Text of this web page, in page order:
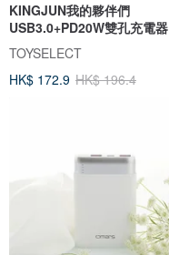
KINGJUN我的夥伴們
USB3.0+PD20W雙孔充電器
TOYSELECT
HK$ 172.9 HK$ 196.4